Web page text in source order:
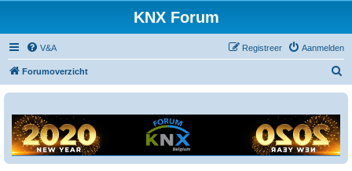
KNX Forum
V&A Aanmelden
Registreer
Forumoverzicht